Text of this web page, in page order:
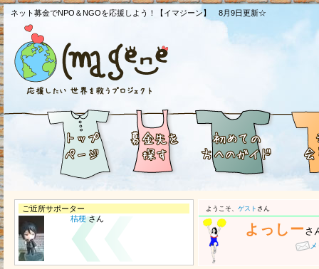
ネット募金でNPO＆NGOを応援しよう！【イマジーン】 8月9日更新☆
ご近所サポーター
桔梗さん
ようこそ、 ゲスト さん
よっしー さ